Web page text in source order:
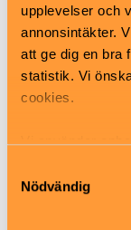
upplevelser och
annonsintäkter.
att ge dig en bra
statistik. Vi
cookies.
Vi använder
samt
vidarebefordrar
Nödvändig
Söndag 09.00-
Pris
2495kr för fyra
Bra att veta
Hiss och
Restaurang